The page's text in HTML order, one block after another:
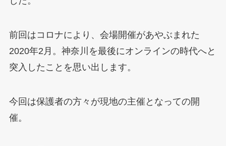
前回はコロナにより、会場開催があやぶまれた
2020年2月。神奈川を最後にオンラインの時代へと
突入したことを思い出します。
今回は保護者の方々が現地の主催となっての開
催。